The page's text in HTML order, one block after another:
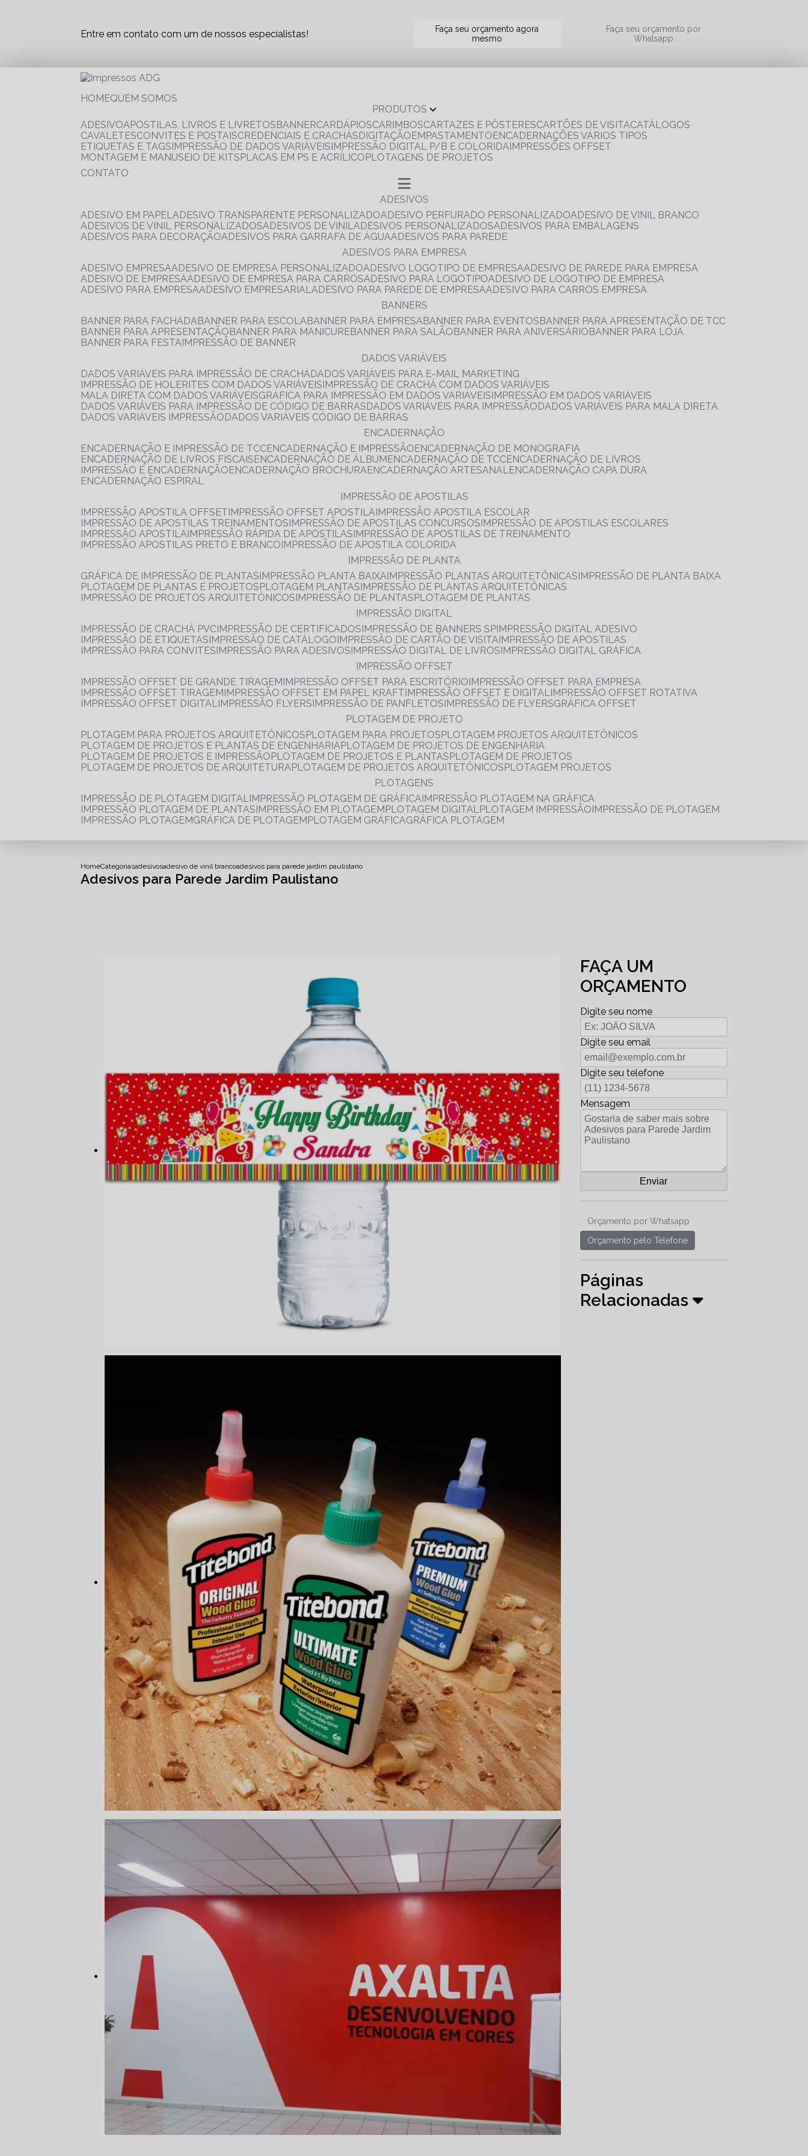
Entre em contato com um de nossos especialistas!
Faça seu orçamento agora
mesmo
Faça seu orçamento por
Whatsapp
HOME
QUEM SOMOS
PRODUTOS
ADESIVO
APOSTILAS, LIVROS E LIVRETOS BANNER CARDÁPIOS CARIMBOS CARTAZES E PÔSTERES CARTÕES DE VISITA
CATÁLOGOS
CAVALETES
CONVITES E POSTAIS CREDENCIAIS E CRACHÁS DIGITAÇÃO EMPASTAMENTO
ENCADERNAÇÕES VÁRIOS TIPOS
ETIQUETAS E TAGS IMPRESSÃO DE DADOS VARIÁVEIS IMPRESSÃO DIGITAL P/B E COLORIDA IMPRESSÕES OFFSET
MONTAGEM E MANUSEIO DE KITS
PLACAS EM PS E ACRÍLICO
PLOTAGENS DE PROJETOS
CONTATO
ADESIVOS
ADESIVO EM PAPEL
ADESIVO TRANSPARENTE PERSONALIZADO ADESIVO PERFURADO PERSONALIZADO
ADESIVO DE VINIL BRANCO
ADESIVOS DE VINIL PERSONALIZADOS
ADESIVOS DE VINIL ADESIVOS PERSONALIZADOS
ADESIVOS PARA EMBALAGENS
ADESIVOS PARA DECORAÇÃO
ADESIVOS PARA GARRAFA DE ÁGUA
ADESIVOS PARA PAREDE
ADESIVOS PARA EMPRESA
ADESIVO EMPRESA
ADESIVO DE EMPRESA PERSONALIZADO ADESIVO LOGOTIPO DE EMPRESA
ADESIVO DE PAREDE PARA EMPRESA
ADESIVO DE EMPRESA
ADESIVO DE EMPRESA PARA CARROS ADESIVO PARA LOGOTIPO
ADESIVO DE LOGOTIPO DE EMPRESA
ADESIVO PARA EMPRESA
ADESIVO EMPRESARIAL ADESIVO PARA PAREDE DE EMPRESA
ADESIVO PARA CARROS EMPRESA
BANNERS
BANNER PARA FACHADA
BANNER PARA ESCOLA BANNER PARA EMPRESA BANNER PARA EVENTOS
BANNER PARA APRESENTAÇÃO DE TCC
BANNER PARA APRESENTAÇÃO
BANNER PARA MANICURE BANNER PARA SALÃO BANNER PARA ANIVERSÁRIO
BANNER PARA LOJA
BANNER PARA FESTA IMPRESSÃO DE BANNER
DADOS VARIÁVEIS
DADOS VARIÁVEIS PARA IMPRESSÃO DE CRACHÁ
DADOS VARIÁVEIS PARA E-MAIL MARKETING
IMPRESSÃO DE HOLERITES COM DADOS VARIÁVEIS IMPRESSÃO DE CRACHÁ COM DADOS VARIÁVEIS
MALA DIRETA COM DADOS VARIÁVEIS
GRÁFICA PARA IMPRESSÃO EM DADOS VARIÁVEIS IMPRESSÃO EM DADOS VARIÁVEIS
DADOS VARIÁVEIS PARA IMPRESSÃO DE CÓDIGO DE BARRAS
DADOS VARIÁVEIS PARA IMPRESSÃO
DADOS VARIÁVEIS PARA MALA DIRETA
DADOS VARIÁVEIS IMPRESSÃO
DADOS VARIÁVEIS CÓDIGO DE BARRAS
ENCADERNAÇÃO
ENCADERNAÇÃO E IMPRESSÃO DE TCC
ENCADERNAÇÃO E IMPRESSÃO
ENCADERNAÇÃO DE MONOGRAFIA
ENCADERNAÇÃO DE LIVROS FISCAIS
ENCADERNAÇÃO DE ÁLBUM ENCADERNAÇÃO DE TCC
ENCADERNAÇÃO DE LIVROS
IMPRESSÃO E ENCADERNAÇÃO
ENCADERNAÇÃO BROCHURA ENCADERNAÇÃO ARTESANAL
ENCADERNAÇÃO CAPA DURA
ENCADERNAÇÃO ESPIRAL
IMPRESSÃO DE APOSTILAS
IMPRESSÃO APOSTILA OFFSET IMPRESSÃO OFFSET APOSTILA IMPRESSÃO APOSTILA ESCOLAR
IMPRESSÃO DE APOSTILAS TREINAMENTOS IMPRESSÃO DE APOSTILAS CONCURSOS IMPRESSÃO DE APOSTILAS ESCOLARES
IMPRESSÃO APOSTILA IMPRESSÃO RÁPIDA DE APOSTILAS IMPRESSÃO DE APOSTILAS DE TREINAMENTO
IMPRESSÃO APOSTILAS PRETO E BRANCO IMPRESSÃO DE APOSTILA COLORIDA
IMPRESSÃO DE PLANTA
GRÁFICA DE IMPRESSÃO DE PLANTAS IMPRESSÃO PLANTA BAIXA IMPRESSÃO PLANTAS ARQUITETÔNICAS IMPRESSÃO DE PLANTA BAIXA
PLOTAGEM DE PLANTAS E PROJETOS
PLOTAGEM PLANTAS IMPRESSÃO DE PLANTAS ARQUITETÔNICAS
IMPRESSÃO DE PROJETOS ARQUITETÔNICOS IMPRESSÃO DE PLANTAS
PLOTAGEM DE PLANTAS
IMPRESSÃO DIGITAL
IMPRESSÃO DE CRACHÁ PVC IMPRESSÃO DE CERTIFICADOS IMPRESSÃO DE BANNERS SP IMPRESSÃO DIGITAL ADESIVO
IMPRESSÃO DE ETIQUETAS IMPRESSÃO DE CATÁLOGO IMPRESSÃO DE CARTÃO DE VISITA IMPRESSÃO DE APOSTILAS
IMPRESSÃO PARA CONVITES IMPRESSÃO PARA ADESIVOS IMPRESSÃO DIGITAL DE LIVROS IMPRESSÃO DIGITAL GRÁFICA
IMPRESSÃO OFFSET
IMPRESSÃO OFFSET DE GRANDE TIRAGEM IMPRESSÃO OFFSET PARA ESCRITÓRIO IMPRESSÃO OFFSET PARA EMPRESA
IMPRESSÃO OFFSET TIRAGEM IMPRESSÃO OFFSET EM PAPEL KRAFT IMPRESSÃO OFFSET E DIGITAL IMPRESSÃO OFFSET ROTATIVA
IMPRESSÃO OFFSET DIGITAL IMPRESSÃO FLYERS IMPRESSÃO DE PANFLETOS IMPRESSÃO DE FLYERS
GRÁFICA OFFSET
PLOTAGEM DE PROJETO
PLOTAGEM PARA PROJETOS ARQUITETÔNICOS
PLOTAGEM PARA PROJETOS
PLOTAGEM PROJETOS ARQUITETÔNICOS
PLOTAGEM DE PROJETOS E PLANTAS DE ENGENHARIA
PLOTAGEM DE PROJETOS DE ENGENHARIA
PLOTAGEM DE PROJETOS E IMPRESSÃO
PLOTAGEM DE PROJETOS E PLANTAS
PLOTAGEM DE PROJETOS
PLOTAGEM DE PROJETOS DE ARQUITETURA
PLOTAGEM DE PROJETOS ARQUITETÔNICOS
PLOTAGEM PROJETOS
PLOTAGENS
IMPRESSÃO DE PLOTAGEM DIGITAL IMPRESSÃO PLOTAGEM DE GRÁFICA IMPRESSÃO PLOTAGEM NA GRÁFICA
IMPRESSÃO PLOTAGEM DE PLANTAS IMPRESSÃO EM PLOTAGEM PLOTAGEM DIGITAL PLOTAGEM IMPRESSÃO IMPRESSÃO DE PLOTAGEM
IMPRESSÃO PLOTAGEM
GRÁFICA DE PLOTAGEM PLOTAGEM GRÁFICA GRÁFICA PLOTAGEM
HomeCategoriasadesivosadesivo de vinil brancoadesivos para parede jardim paulistano
Adesivos para Parede Jardim Paulistano
FAÇA UM
ORÇAMENTO
Digite seu nome
Digite seu email
Digite seu telefone
Mensagem
Orçamento por Whatsapp
Orçamento pelo Telefone
Páginas
Relacionadas